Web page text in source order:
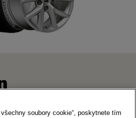
soubory cookie“, poskytnete tím